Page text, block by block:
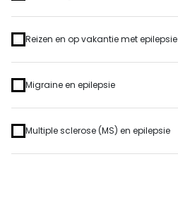
Reizen en op vakantie met epilepsie
Migraine en epilepsie
Multiple sclerose (MS) en epilepsie